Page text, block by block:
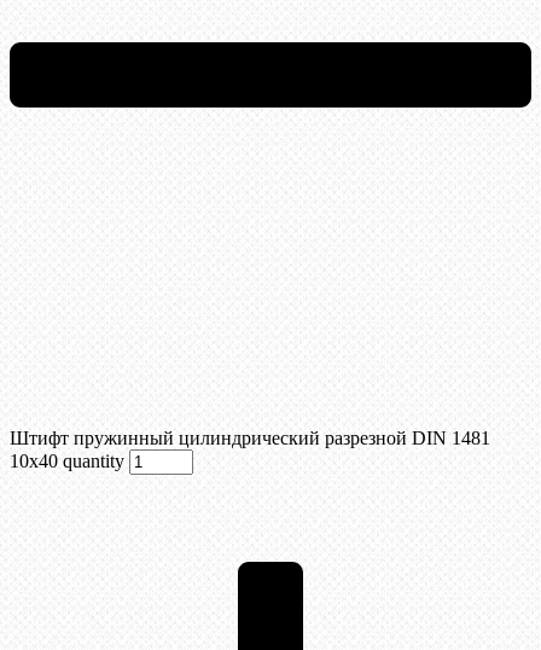
Штифт пружинный цилиндрический разрезной DIN 1481
10х40 quantity